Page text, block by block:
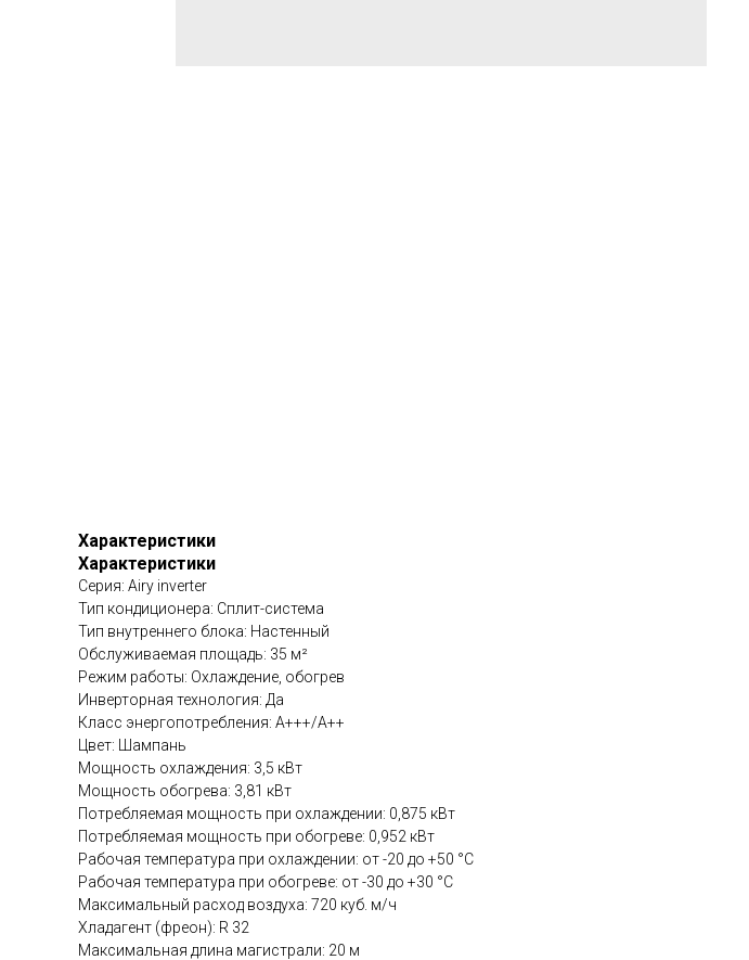
Характеристики
Характеристики
Серия: Airy inverter
Тип кондиционера: Сплит-система
Тип внутреннего блока: Настенный
Обслуживаемая площадь: 35 м²
Режим работы: Охлаждение, обогрев
Инверторная технология: Да
Класс энергопотребления: A+++/A++
Цвет: Шампань
Мощность охлаждения: 3,5 кВт
Мощность обогрева: 3,81 кВт
Потребляемая мощность при охлаждении: 0,875 кВт
Потребляемая мощность при обогреве: 0,952 кВт
Рабочая температура при охлаждении: от -20 до +50 °C
Рабочая температура при обогреве: от -30 до +30 °C
Максимальный расход воздуха: 720 куб. м/ч
Хладагент (фреон): R 32
Максимальная длина магистрали: 20 м